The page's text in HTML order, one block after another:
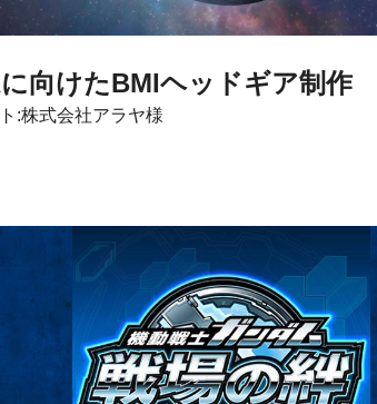
向けたBMIヘッドギア制作
:株式会社アラヤ様